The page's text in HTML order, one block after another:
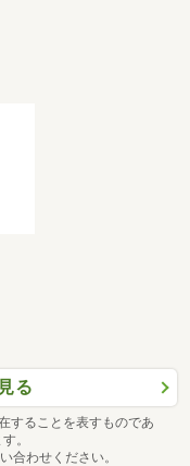
る
することを表すものであ
。
合わせください。